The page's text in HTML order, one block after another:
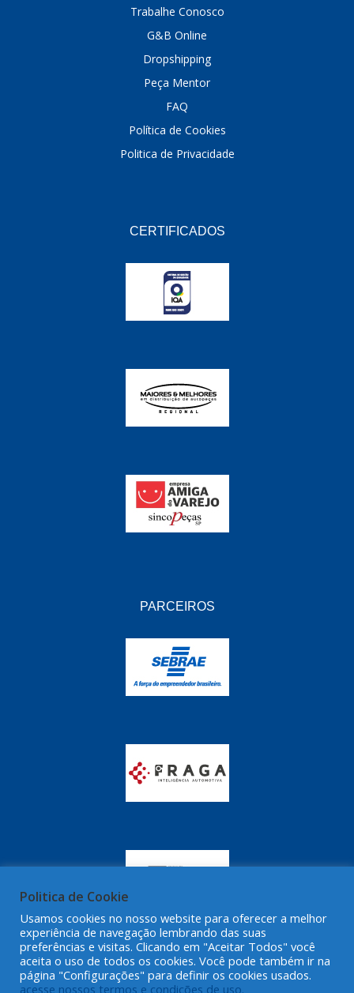
Trabalhe Conosco
G&B Online
Dropshipping
Peça Mentor
FAQ
Política de Cookies
Politica de Privacidade
CERTIFICADOS
PARCEIROS
Politica de Cookie
Usamos cookies no nosso website para oferecer a melhor
experiência de navegação lembrando das suas
preferências e visitas. Clicando em "Aceitar Todos" você
aceita o uso de todos os cookies. Você pode também ir na
página "Configurações" para definir os cookies usados.
acesse nossos termos e condições de uso.